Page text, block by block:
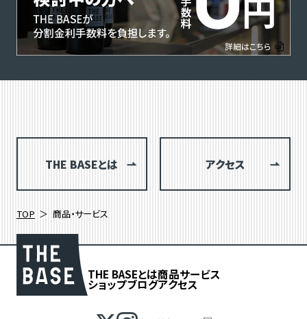
THE BASEとは アクセス
TOP 商品・サービス
THE BASEとは商品サービス
ショップブログアクセス